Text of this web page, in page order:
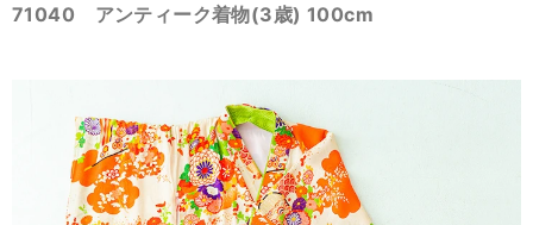
71040 アンティーク着物(3歳) 100cm